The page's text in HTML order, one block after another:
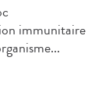
immunitaire